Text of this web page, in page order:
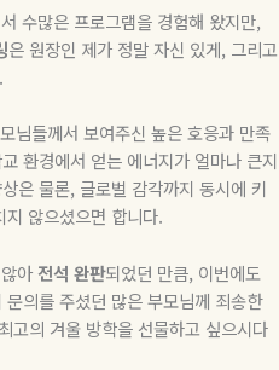
수많은 프로그램을 경험해 왔지만,
은 원장인 제가 정말 자신 있게, 그리고
.
님들께서 보여주신 높은 호응과 만족
환경에서 얻는 에너지가 얼마나 큰지
은 물론, 글로벌 감각까지 동시에 키
않으셨으면 합니다.
아전석 완판되었던 만큼, 이번에도
문의를 주셨던 많은 부모님께 죄송한
고의 겨울 방학을 선물하고 싶으시다